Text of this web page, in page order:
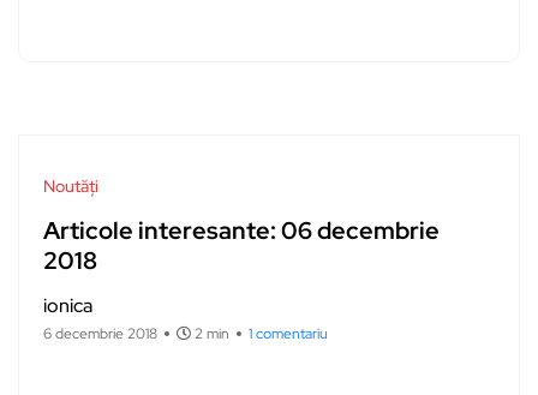
Noutăți
Articole interesante: 06 decembrie
2018
ionica
6 decembrie 2018 2 min 1 comentariu